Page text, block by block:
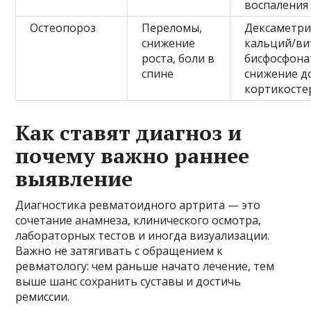
воспаления
Остеопороз
Переломы,
снижение
роста, боли в
спине
кальций/
снижение
Как ставят диагноз и
почему важно раннее
выявление
Диагностика ревматоидного артрита — это
сочетание анамнеза, клинического осмотра,
лабораторных тестов и иногда визуализации.
Важно не затягивать с обращением к
ревматологу: чем раньше начато лечение, тем
выше шанс сохранить суставы и достичь
ремиссии.